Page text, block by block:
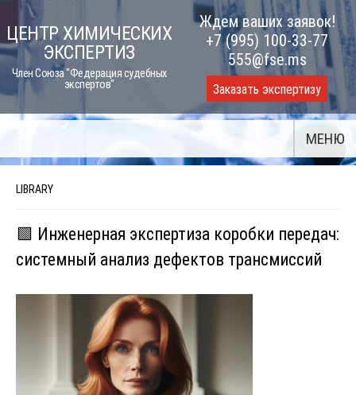
Skip
to
content
ЦЕНТР ХИМИЧЕСКИХ
ЭКСПЕРТИЗ
Член Союза "Федерация судебных
экспертов"
Ждем ваших заявок!
+7 (995) 100-33-77
555@fse.ms
Заказать экспертизу
МЕНЮ
LIBRARY
🟩 Инженерная экспертиза коробки передач:
системный анализ дефектов трансмиссий